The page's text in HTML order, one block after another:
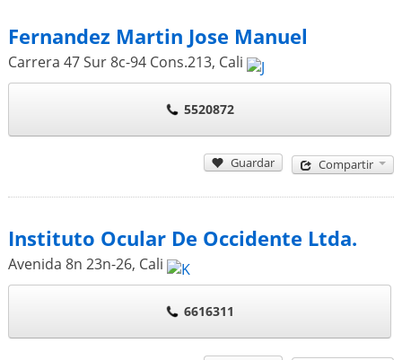
Fernandez Martin Jose Manuel
Carrera 47 Sur 8c-94 Cons.213, Cali
5520872
Guardar Compartir
Instituto Ocular De Occidente Ltda.
Avenida 8n 23n-26, Cali
6616311